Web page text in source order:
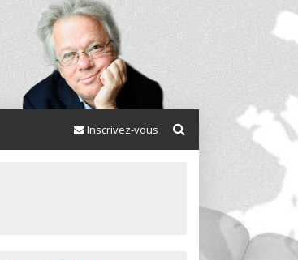
Inscrivez-vous